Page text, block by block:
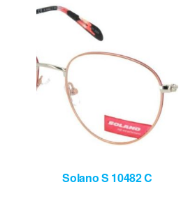
Solano S 10482 C